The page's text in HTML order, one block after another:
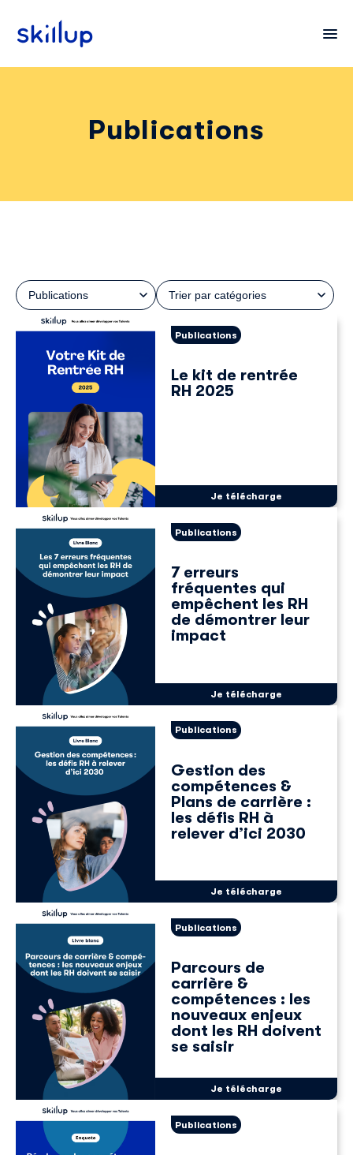
Publications
Publications Trier par catégories
Publications
Le kit de rentrée
RH 2025
Je télécharge
Publications
7 erreurs
fréquentes qui
empêchent les RH
de démontrer leur
impact
Je télécharge
Publications
Gestion des
compétences &
Plans de carrière :
les défis RH à
relever d’ici 2030
Je télécharge
Publications
Parcours de
carrière &
compétences : les
nouveaux enjeux
dont les RH doivent
se saisir
Je télécharge
Publications